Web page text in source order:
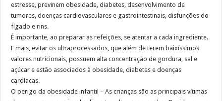
estresse, previnem obesidade, diabetes, desenvolvimento de
tumores, doenças cardiovasculares e gastrointestinais, disfunções do
fígado e rins.
É importante, ao preparar as refeições, se atentar a cada ingrediente.
E mais, evitar os ultraprocessados, que além de terem baixíssimos
valores nutricionais, possuem alta concentração de gordura, sal e
açúcar e estão associados à obesidade, diabetes e doenças
cardíacas.
O perigo da obesidade infantil – As crianças são as principais vítimas